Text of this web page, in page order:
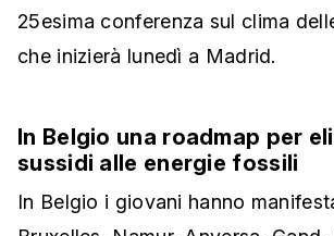
25esima conferenza sul clima
che inizierà lunedì a Madrid.
In Belgio una roadmap per
sussidi alle energie fossili
In Belgio i giovani hanno